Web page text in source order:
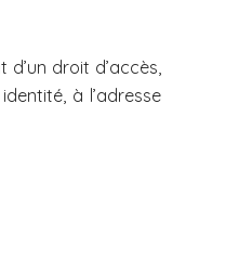
droit d’accès,
à l’adresse